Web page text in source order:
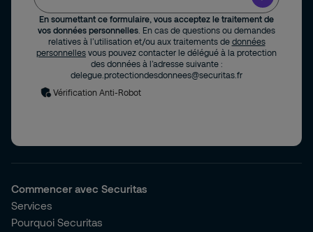
En soumettant ce formulaire, vous acceptez le traitement de
vos données personnelles . En cas de questions ou demandes
relatives à l’utilisation et/ou aux traitements de données
personnelles vous pouvez contacter le délégué à la protection
des données à l’adresse suivante :
delegue.protectiondesdonnees@securitas.fr
Vérification Anti-Robot
Commencer avec Securitas
Services
Pourquoi Securitas